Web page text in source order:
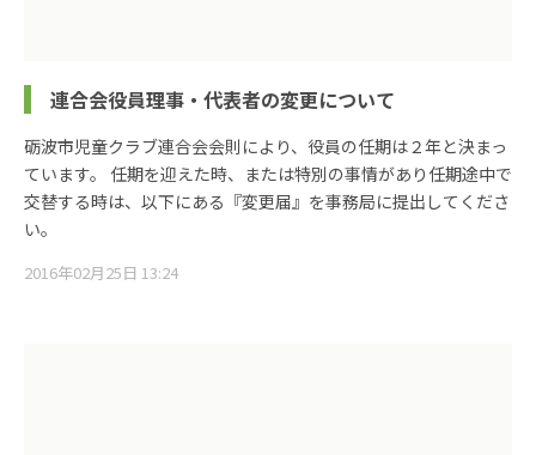
連合会役員理事・代表者の変更について
砺波市児童クラブ連合会会則により、役員の任期は２年と決まっ
ています。 任期を迎えた時、または特別の事情があり任期途中で
交替する時は、以下にある『変更届』を事務局に提出してくださ
い。
2016年02月25日 13:24